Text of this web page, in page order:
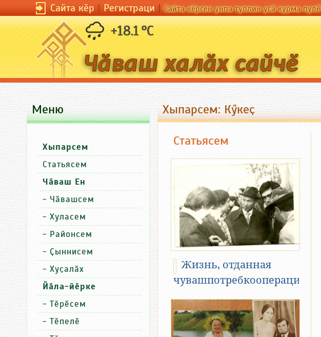
Сайта кӗр|Регистраци|Сайта кӗрсен унпа туллин усӑ курма пулӗ
+18.1 °C
Хыпарсем: Кӳкеҫ
Статьясем
Жизнь, отданная
чувашпотребкооперации
Меню
Хыпарсем
Статьясем
Чӑваш Ен
- Чӑвашсем
- Хуласем
- Районсем
- Ҫыннисем
- Хуҫалӑх
Йӑла-йӗрке
- Тӗрӗсем
- Тӗпелӗ